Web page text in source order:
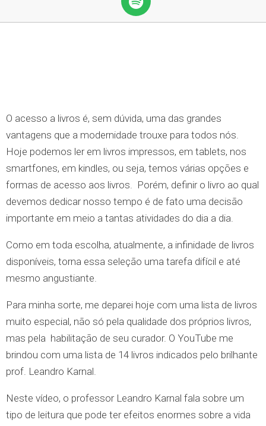
O acesso a livros é, sem dúvida, uma das grandes
vantagens que a modernidade trouxe para todos nós.
Hoje podemos ler em livros impressos, em tablets, nos
smartfones, em kindles, ou seja, temos várias opções e
formas de acesso aos livros. Porém, definir o livro ao qual
devemos dedicar nosso tempo é de fato uma decisão
importante em meio a tantas atividades do dia a dia.
Como em toda escolha, atualmente, a infinidade de livros
disponíveis, torna essa seleção uma tarefa difícil e até
mesmo angustiante.
Para minha sorte, me deparei hoje com uma lista de livros
muito especial, não só pela qualidade dos próprios livros,
mas pela habilitação de seu curador. O YouTube me
brindou com uma lista de 14 livros indicados pelo brilhante
prof. Leandro Karnal.
Neste vídeo, o professor Leandro Karnal fala sobre um
tipo de leitura que pode ter efeitos enormes sobre a vida